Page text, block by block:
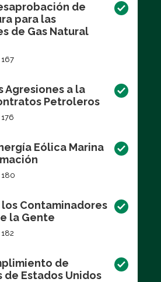
de
para las
de Gas Natural
Agresiones a la
Petroleros
Eólica Marina
180
los Contaminadores
la Gente
de
Estados Unidos